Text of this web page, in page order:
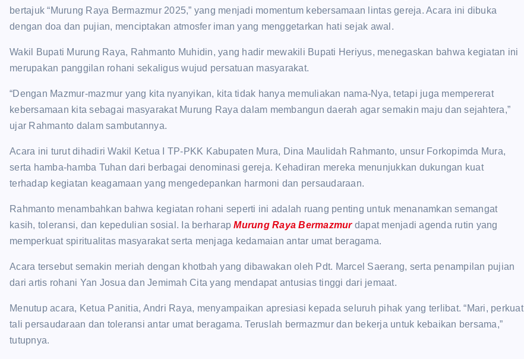
bertajuk “Murung Raya Bermazmur 2025,” yang menjadi momentum kebersamaan lintas gereja. Acara ini dibuka
dengan doa dan pujian, menciptakan atmosfer iman yang menggetarkan hati sejak awal.
Wakil Bupati Murung Raya, Rahmanto Muhidin, yang hadir mewakili Bupati Heriyus, menegaskan bahwa kegiatan ini
merupakan panggilan rohani sekaligus wujud persatuan masyarakat.
“Dengan Mazmur-mazmur yang kita nyanyikan, kita tidak hanya memuliakan nama-Nya, tetapi juga mempererat
kebersamaan kita sebagai masyarakat Murung Raya dalam membangun daerah agar semakin maju dan sejahtera,”
ujar Rahmanto dalam sambutannya.
Acara ini turut dihadiri Wakil Ketua I TP-PKK Kabupaten Mura, Dina Maulidah Rahmanto, unsur Forkopimda Mura,
serta hamba-hamba Tuhan dari berbagai denominasi gereja. Kehadiran mereka menunjukkan dukungan kuat
terhadap kegiatan keagamaan yang mengedepankan harmoni dan persaudaraan.
Rahmanto menambahkan bahwa kegiatan rohani seperti ini adalah ruang penting untuk menanamkan semangat
kasih, toleransi, dan kepedulian sosial. Ia berharapMurung Raya Bermazmurdapat menjadi agenda rutin yang
memperkuat spiritualitas masyarakat serta menjaga kedamaian antar umat beragama.
Acara tersebut semakin meriah dengan khotbah yang dibawakan oleh Pdt. Marcel Saerang, serta penampilan pujian
dari artis rohani Yan Josua dan Jemimah Cita yang mendapat antusias tinggi dari jemaat.
Menutup acara, Ketua Panitia, Andri Raya, menyampaikan apresiasi kepada seluruh pihak yang terlibat. “Mari, perkuat
tali persaudaraan dan toleransi antar umat beragama. Teruslah bermazmur dan bekerja untuk kebaikan bersama,”
tutupnya.